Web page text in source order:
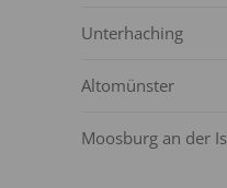
Unterhaching
Altomünster
Moosburg an der